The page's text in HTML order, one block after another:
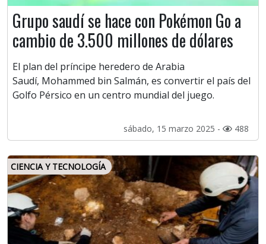
Grupo saudí se hace con Pokémon Go a
cambio de 3.500 millones de dólares
El plan del príncipe heredero de Arabia
Saudí, Mohammed bin Salmán, es convertir el país del
Golfo Pérsico en un centro mundial del juego.
sábado, 15 marzo 2025 - 488
CIENCIA Y TECNOLOGÍA